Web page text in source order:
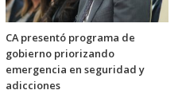
CA presentó programa de
gobierno priorizando
emergencia en seguridad y
adicciones